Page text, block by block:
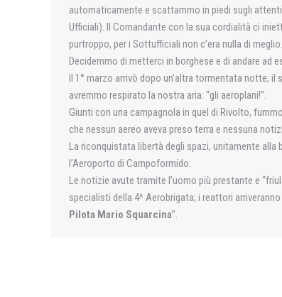
automaticamente e scattammo in piedi sugli
Ufficiali). Il Comandante con la sua cordialità ci
purtroppo, per i Sottufficiali non c’era nulla di
Decidemmo di metterci in borghese e di andare ad
Il 1° marzo arrivò dopo un’altra tormentata notte;
avremmo respirato la nostra aria: “gli aeroplani!”.
Giunti con una campagnola in quel di Rivolto,
che nessun aereo aveva preso terra e nessuna
La riconquistata libertà degli spazi, unitamente alla
l’Aeroporto di Campoformido.
Le notizie avute tramite l’uomo più prestante e
specialisti della 4^ Aerobrigata; i reattori
Pilota Mario Squarcina”.